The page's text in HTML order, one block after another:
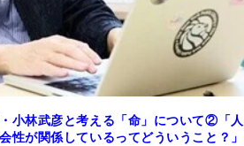
小林武彦と考える「命」について②「人
性が関係しているってどういうこと？」